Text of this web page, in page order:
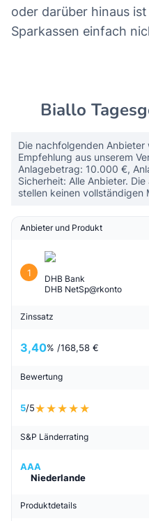
oder darüber hinaus
Sparkassen einfach
Biallo
Die nachfolgenden Anbieter
Empfehlung aus unserem
Anlagebetrag: 10.000 €,
Sicherheit: Alle Anbieter.
stellen keinen vollständigen
Anbieter und Produkt
1
DHB Bank
DHB NetSp@rkonto
Zinssatz
3,40% /168,58 €
Bewertung
5/5
S&P Länderrating
AAA
Niederlande
Produktdetails